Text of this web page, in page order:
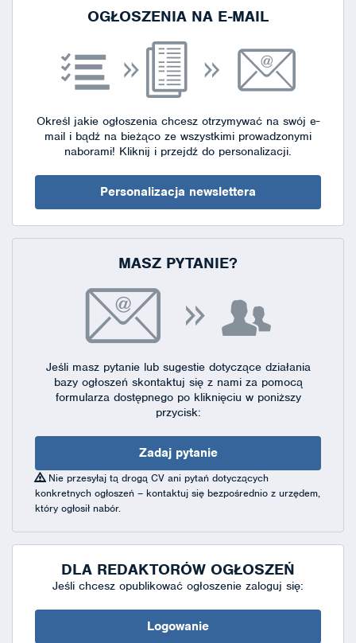
OGŁOSZENIA NA E-MAIL
Określ jakie ogłoszenia chcesz otrzymywać na swój e-
mail i bądź na bieżąco ze wszystkimi prowadzonymi
naborami! Kliknij i przejdź do personalizacji.
Personalizacja newslettera
MASZ PYTANIE?
Jeśli masz pytanie lub sugestie dotyczące działania
bazy ogłoszeń skontaktuj się z nami za pomocą
formularza dostępnegopo kliknięciu w poniższy
przycisk:
Zadaj pytanie
Nie przesyłaj tą drogą CV ani pytań dotyczących
konkretnych ogłoszeń – kontaktuj się bezpośrednio z urzędem,
który ogłosił nabór.
DLA REDAKTORÓW OGŁOSZEŃ
Jeśli chcesz opublikować ogłoszenie zaloguj się:
Logowanie